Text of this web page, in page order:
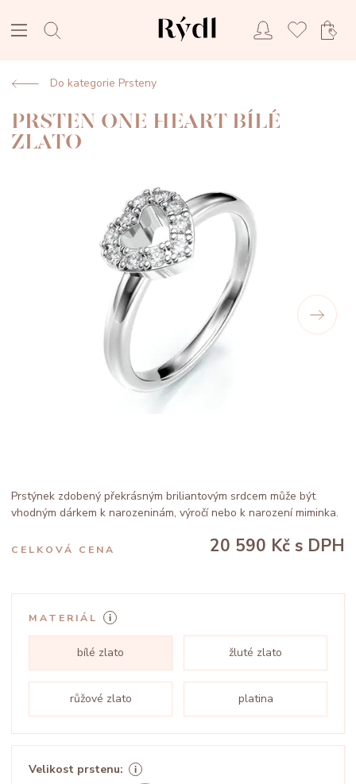
Do kategorie Prsteny
PRSTEN ONE HEART BÍLÉ
ZLATO
Prstýnek zdobený překrásným briliantovým srdcem může být
vhodným dárkem k narozeninám, výročí nebo k narození miminka.
CELKOVÁ CENA 20 590 Kč s DPH
MATERIÁL
bílé zlato žluté zlato
růžové zlato platina
Velikost prstenu: